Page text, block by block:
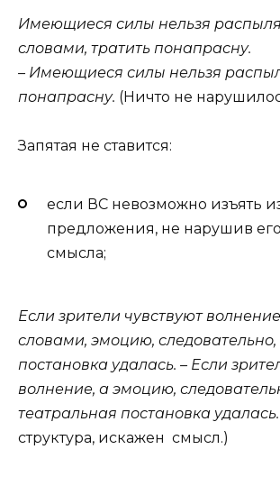
Имеющиеся силы нельзя
словами, тратить понапрасну.
– Имеющиеся силы нельзя
понапрасну. (Ничто не
Запятая не ставится:
если ВС невозможно изъять
предложения, не нарушив
смысла;
Если зрители чувствуют
словами, эмоцию, следовательно,
постановка удалась. – Если
волнение, а эмоцию,
театральная постановка удалась.
структура, искажен смысл.)